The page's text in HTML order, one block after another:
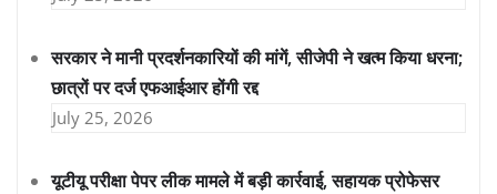
सरकार ने मानी प्रदर्शनकारियों की मांगें, सीजेपी ने खत्म किया धरना;
छात्रों पर दर्ज एफआईआर होंगी रद्द
July 25, 2026
यूटीयू परीक्षा पेपर लीक मामले में बड़ी कार्रवाई, सहायक प्रोफेसर